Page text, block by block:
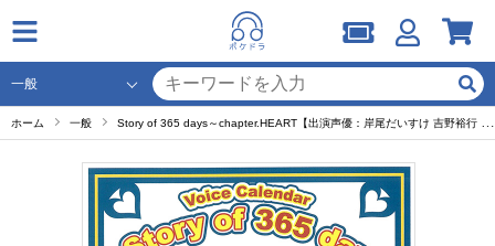
ホーム 一般 Story of 365 days～chapter.HEART【出演声優：岸尾だいすけ 吉野裕行 神谷浩史】